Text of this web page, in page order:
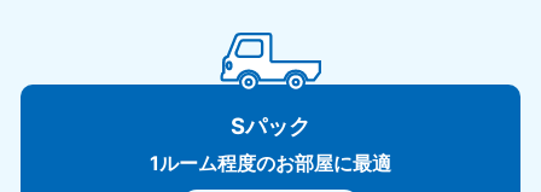
Sパック
1ルーム程度のお部屋に最適